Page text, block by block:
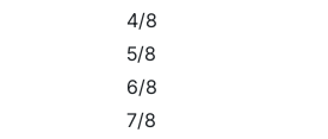
4/8
5/8
6/8
7/8